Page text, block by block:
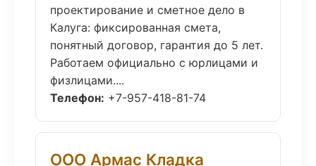
проектирование и сметное дело в
Калуга: фиксированная смета,
понятный договор, гарантия до 5 лет.
Работаем официально с юрлицами и
физлицами....
Телефон: +7-957-418-81-74
ООО Армас Кладка